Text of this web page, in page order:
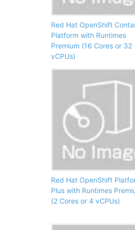
Red Hat OpenShift
Platform with Runtimes
Premium (16 Cores or 32
vCPUs)
Red Hat OpenShift
Plus with Runtimes
(2 Cores or 4 vCPUs)